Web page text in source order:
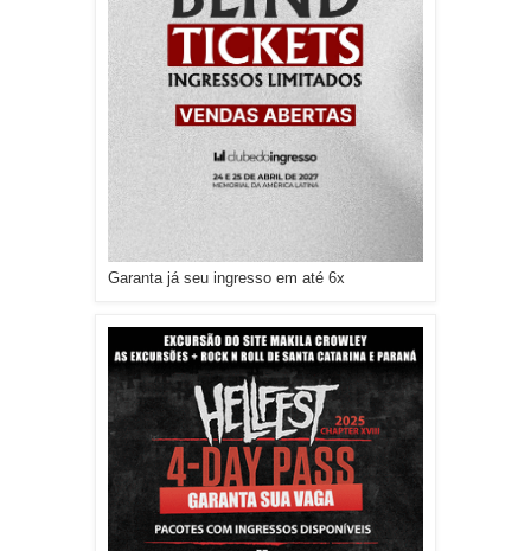
Garanta já seu ingresso em até 6x